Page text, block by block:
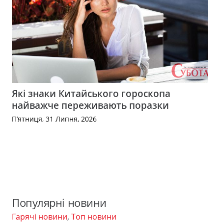
Які знаки Китайського гороскопа
найважче переживають поразки
П’ятниця, 31 Липня, 2026
Популярні новини
Гарячі новини, Топ новини